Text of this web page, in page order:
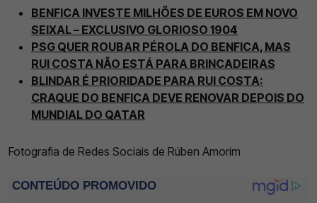
BENFICA INVESTE MILHÕES DE EUROS EM NOVO
SEIXAL – EXCLUSIVO GLORIOSO 1904
PSG QUER ROUBAR PÉROLA DO BENFICA, MAS
RUI COSTA NÃO ESTÁ PARA BRINCADEIRAS
BLINDAR É PRIORIDADE PARA RUI COSTA:
CRAQUE DO BENFICA DEVE RENOVAR DEPOIS DO
MUNDIAL DO QATAR
Fotografia de Redes Sociais de Rúben Amorim